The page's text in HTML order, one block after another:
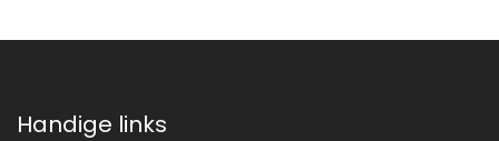
Handige links